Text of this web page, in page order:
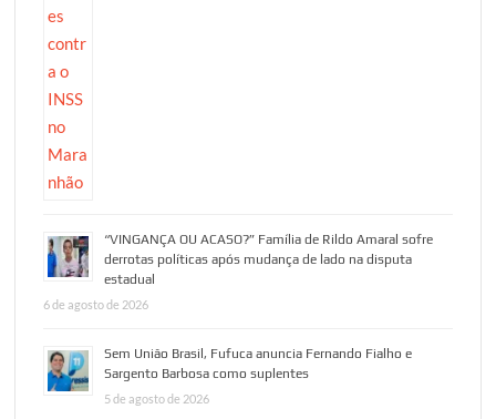
“VINGANÇA OU ACASO?” Família de Rildo Amaral sofre
derrotas políticas após mudança de lado na disputa
estadual
6 de agosto de 2026
Sem União Brasil, Fufuca anuncia Fernando Fialho e
Sargento Barbosa como suplentes
5 de agosto de 2026